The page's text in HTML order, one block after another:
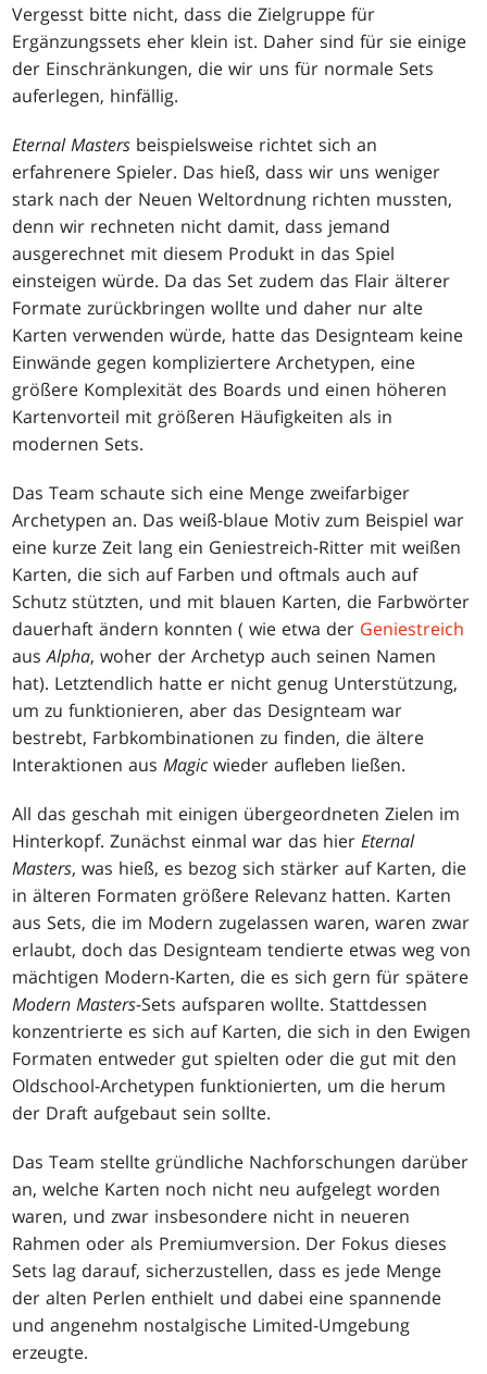
Vergesst bitte nicht, dass die Zielgruppe für
Ergänzungssets eher klein ist. Daher sind für sie einige
der Einschränkungen, die wir uns für normale Sets
auferlegen, hinfällig.
Eternal Masters beispielsweise richtet sich an
erfahrenere Spieler. Das hieß, dass wir uns weniger
stark nach der Neuen Weltordnung richten mussten,
denn wir rechneten nicht damit, dass jemand
ausgerechnet mit diesem Produkt in das Spiel
einsteigen würde. Da das Set zudem das Flair älterer
Formate zurückbringen wollte und daher nur alte
Karten verwenden würde, hatte das Designteam keine
Einwände gegen kompliziertere Archetypen, eine
größere Komplexität des Boards und einen höheren
Kartenvorteil mit größeren Häufigkeiten als in
modernen Sets.
Das Team schaute sich eine Menge zweifarbiger
Archetypen an. Das weiß-blaue Motiv zum Beispiel war
eine kurze Zeit lang ein Geniestreich-Ritter mit weißen
Karten, die sich auf Farben und oftmals auch auf
Schutz stützten, und mit blauen Karten, die Farbwörter
dauerhaft ändern konnten ( wie etwa der Geniestreich
ausAlpha, woher der Archetyp auch seinen Namen
hat). Letztendlich hatte er nicht genug Unterstützung,
um zu funktionieren, aber das Designteam war
bestrebt, Farbkombinationen zu finden, die ältere
Interaktionen ausMagic wieder aufleben ließen.
All das geschah mit einigen übergeordneten Zielen im
Hinterkopf. Zunächst einmal war das hierEternal
Masters, was hieß, es bezog sich stärker auf Karten, die
in älteren Formaten größere Relevanz hatten. Karten
aus Sets, die im Modern zugelassen waren, waren zwar
erlaubt, doch das Designteam tendierte etwas weg von
mächtigen Modern-Karten, die es sich gern für spätere
Modern Masters-Sets aufsparen wollte. Stattdessen
konzentrierte es sich auf Karten, die sich in den Ewigen
Formaten entweder gut spielten oder die gut mit den
Oldschool-Archetypen funktionierten, um die herum
der Draft aufgebaut sein sollte.
Das Team stellte gründliche Nachforschungen darüber
an, welche Karten noch nicht neu aufgelegt worden
waren, und zwar insbesondere nicht in neueren
Rahmen oder als Premiumversion. Der Fokus dieses
Sets lag darauf, sicherzustellen, dass es jede Menge
der alten Perlen enthielt und dabei eine spannende
und angenehm nostalgische Limited-Umgebung
erzeugte.